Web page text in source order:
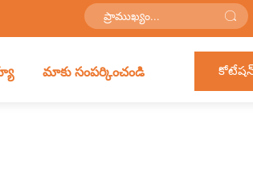
మాకు సంపర్కించండి